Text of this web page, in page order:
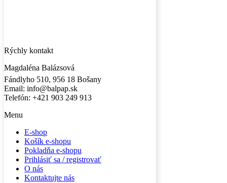
Rýchly kontakt
Magdaléna Balázsová
Fándlyho 510, 956 18 Bošany
Email: info@balpap.sk
Telefón: +421 903 249 913
Menu
E-shop
Košík e-shopu
Pokladňa e-shopu
Prihlásiť sa / registrovať
O nás
Kontaktujte nás